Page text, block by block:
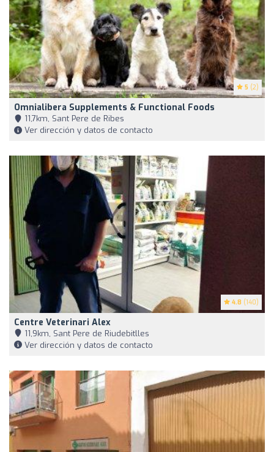
5 (2)
Omnialibera Supplements & Functional Foods
11,7km, Sant Pere de Ribes
Ver dirección y datos de contacto
4.8 (140)
Centre Veterinari Alex
11,9km, Sant Pere de Riudebitlles
Ver dirección y datos de contacto